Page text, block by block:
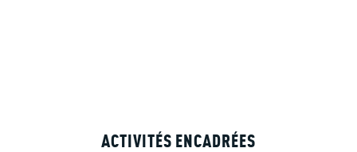
ACTIVITÉS ENCADRÉES